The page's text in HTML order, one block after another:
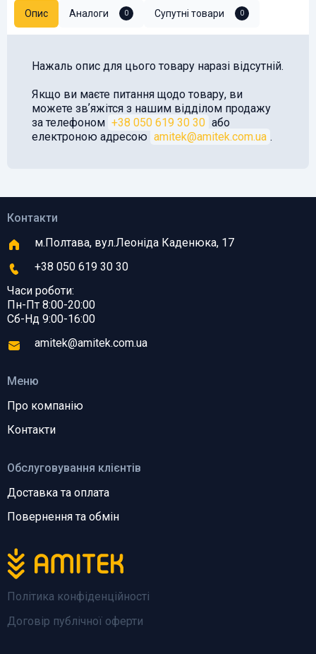
Опис Аналоги 0 Супутні товари 0
Нажаль опис для цього товару наразі відсутній.
Якщо ви маєте питання щодо товару, ви
можете звʼяжітся з нашим відділом продажу
за телефоном +38 050 619 30 30 або
електроною адресою amitek@amitek.com.ua .
Політика конфіденційності
Договір публічної оферти
Обслуговування клієнтів
Доставка та оплата
Повернення та обмін
Меню
Про компанію
Контакти
Контакти
м.Полтава, вул.Леоніда Каденюка, 17
+38 050 619 30 30
Часи роботи:
Пн-Пт 8:00-20:00
Сб-Нд 9:00-16:00
amitek@amitek.com.ua